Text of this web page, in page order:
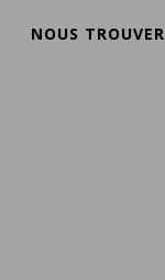
NOUS TROUVER